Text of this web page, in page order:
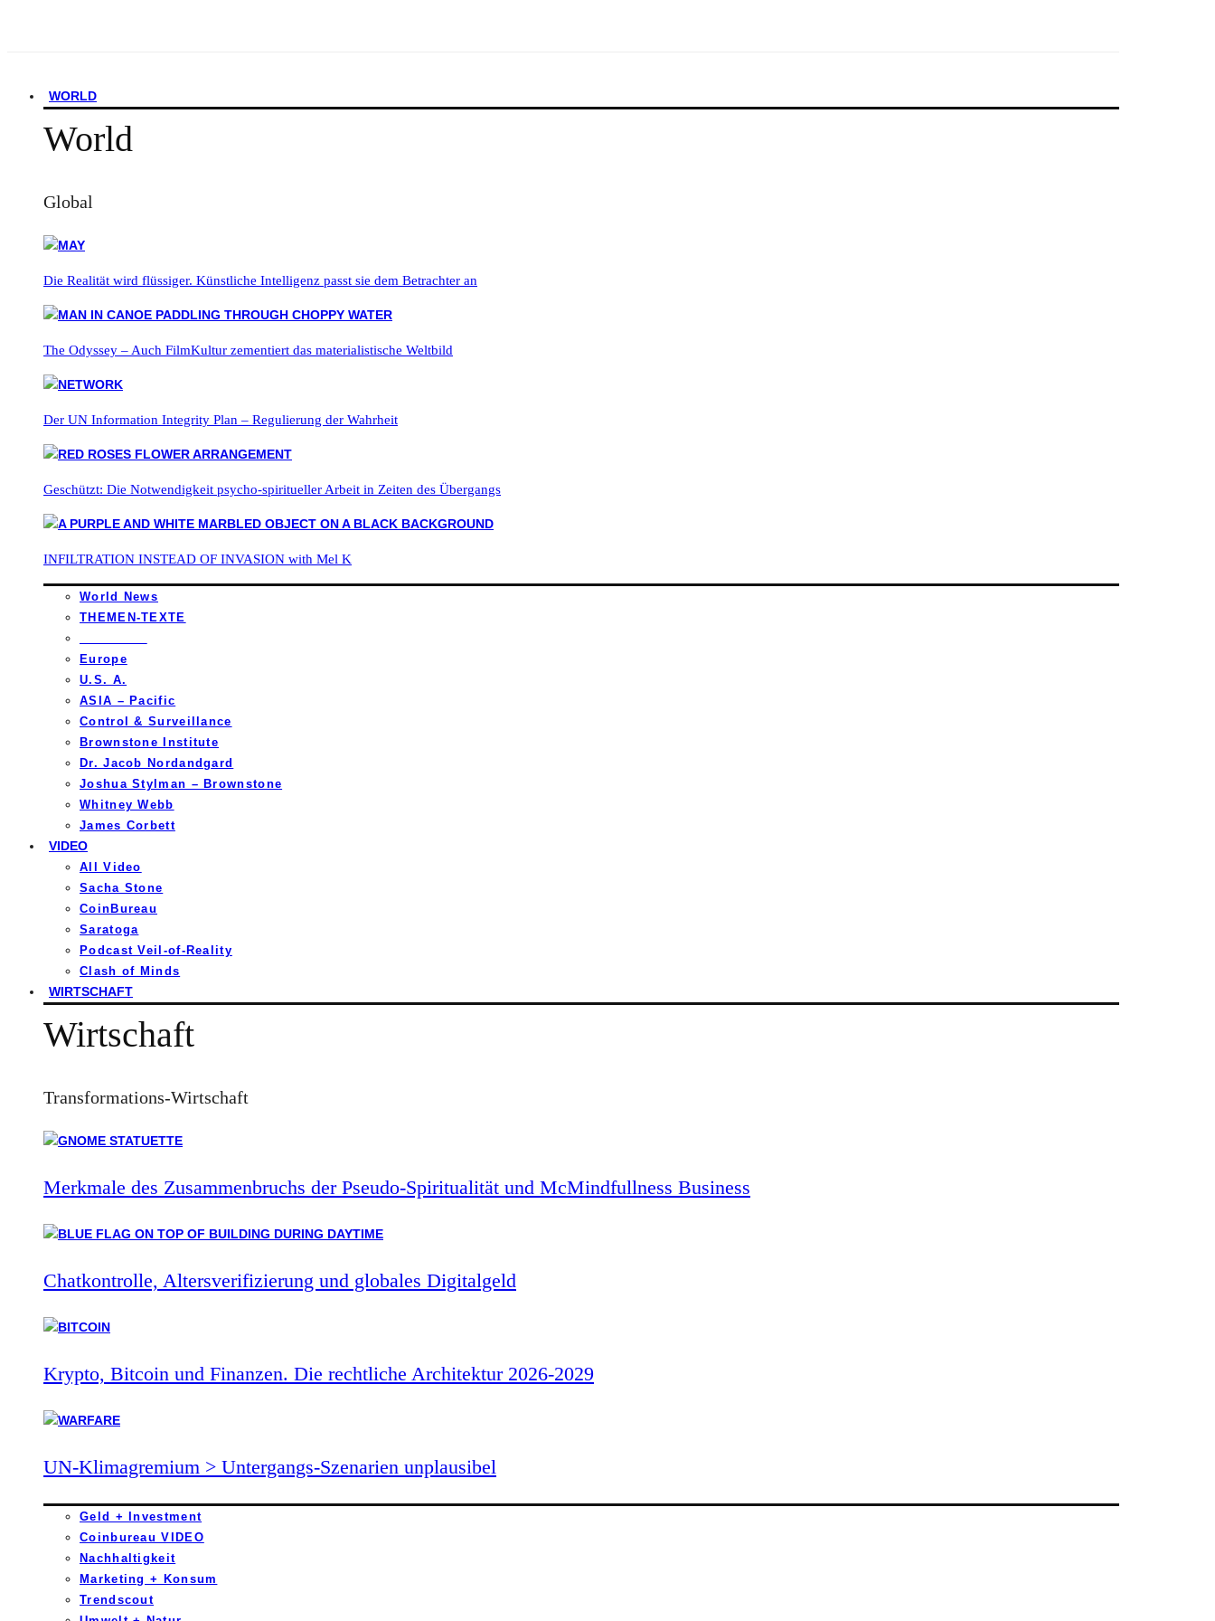
WORLD
World
Global
Die Realität wird flüssiger. Künstliche Intelligenz passt sie dem Betrachter an
The Odyssey – Auch FilmKultur zementiert das materialistische Weltbild
Der UN Information Integrity Plan – Regulierung der Wahrheit
Geschützt: Die Notwendigkeit psycho-spiritueller Arbeit in Zeiten des Übergangs
INFILTRATION INSTEAD OF INVASION with Mel K
World News
THEMEN-TEXTE
Europe
U.S. A.
ASIA – Pacific
Control & Surveillance
Brownstone Institute
Dr. Jacob Nordandgard
Joshua Stylman – Brownstone
Whitney Webb
James Corbett
VIDEO
All Video
Sacha Stone
CoinBureau
Saratoga
Podcast Veil-of-Reality
Clash of Minds
WIRTSCHAFT
Wirtschaft
Transformations-Wirtschaft
Merkmale des Zusammenbruchs der Pseudo-Spiritualität und McMindfullness Business
Chatkontrolle, Altersverifizierung und globales Digitalgeld
Krypto, Bitcoin und Finanzen. Die rechtliche Architektur 2026-2029
UN-Klimagremium > Untergangs-Szenarien unplausibel
Geld + Investment
Coinbureau VIDEO
Nachhaltigkeit
Marketing + Konsum
Trendscout